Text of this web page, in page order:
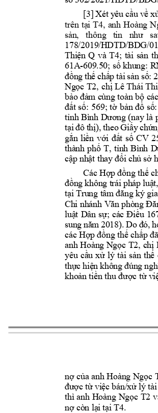
[3] Xét yêu cầu về x
trên tại T4, anh Hoàng
sản,
thông tin như
178/2019/HDTD/BDG/01
Thiện Q và T4; tài sản
61A-609.50; số khung:
đồng thế chấp tài sản số:
Ngọc T2, chị Lê Thái
bảo đảm cùng toàn bộ
đất số: 569; tờ bản đồ số:
tỉnh Bình Dương (nay là
tại đô thị), theo Giấy
gắn liền với đất số CV
thành phố T, tỉnh Bình
cập nhật thay đổi chủ sở
Các Hợp đồng thế
đồng không trái pháp l
tại Trung tâm đăng ký
Chi nhánh Văn phòng
luật Dân sự; các Điều
sung năm 2018). Do đó,
các Hợp đồng thế chấp
anh Hoàng Ngọc T2, chị
yêu cầu xử lý tài sản thế
thực hiện không đúng n
khoản tiền thu được từ
nợ của anh Hoàng Ngọc
được từ việc bán/xử lý tài
thì anh Hoàng Ngọc T2
nợ còn lại tại T4.